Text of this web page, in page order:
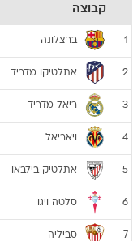
קבוצה
1 ברצלונה
2 אתלטיקו מדריד
3 ריאל מדריד
4 ויאריאל
5 אתלטיק בילבאו
6 סלטה ויגו
7 סביליה